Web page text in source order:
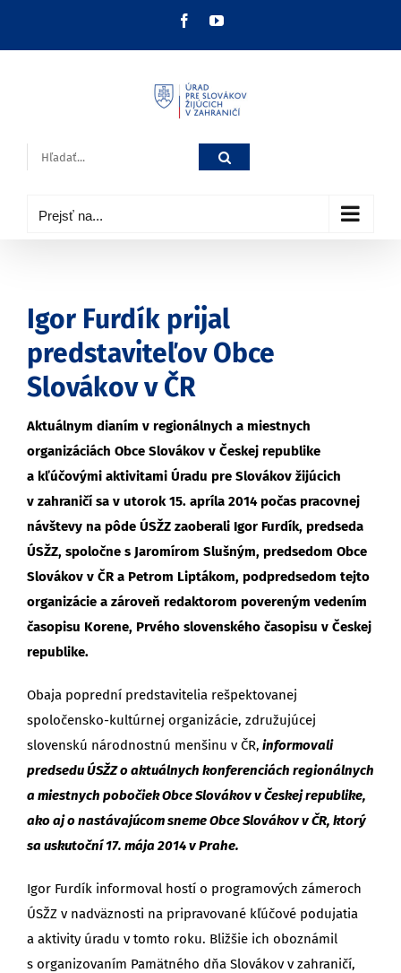
FacebookYouTube
Hľadať:
Prejsť na...
Igor Furdík prijal
predstaviteľov Obce
Slovákov v ČR
Aktuálnym dianím v regionálnych a miestnych
organizáciách Obce Slovákov v Českej republike
a kľúčovými aktivitami Úradu pre Slovákov žijúcich
v zahraničí sa v utorok 15. apríla 2014 počas pracovnej
návštevy na pôde ÚSŽZ zaoberali Igor Furdík, predseda
ÚSŽZ, spoločne s Jaromírom Slušným, predsedom Obce
Slovákov v ČR a Petrom Liptákom, podpredsedom tejto
organizácie a zároveň redaktorom povereným vedením
časopisu Korene, Prvého slovenského časopisu v Českej
republike.
Obaja poprední predstavitelia rešpektovanej
spoločensko-kultúrnej organizácie, združujúcej
slovenskú národnostnú menšinu v ČR, informovali
predsedu ÚSŽZ o aktuálnych konferenciách regionálnych
a miestnych pobočiek Obce Slovákov v Českej republike,
ako aj o nastávajúcom sneme Obce Slovákov v ČR, ktorý
sa uskutoční 17. mája 2014 v Prahe.
Igor Furdík informoval hostí o programových zámeroch
ÚSŽZ v nadväznosti na pripravované kľúčové podujatia
a aktivity úradu v tomto roku. Bližšie ich oboznámil
s organizovaním Pamätného dňa Slovákov v zahraničí,